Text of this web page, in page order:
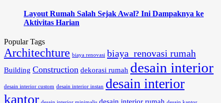
Layout Rumah Salah Sejak Awal? Ini Dampaknya ke
Aktivitas Harian
Popular Tags
Architechture biaya renovasi biaya renovasi rumah
Building Construction dekorasi rumah desain interior
desain interior custom desain interior instan desain interior
kantor